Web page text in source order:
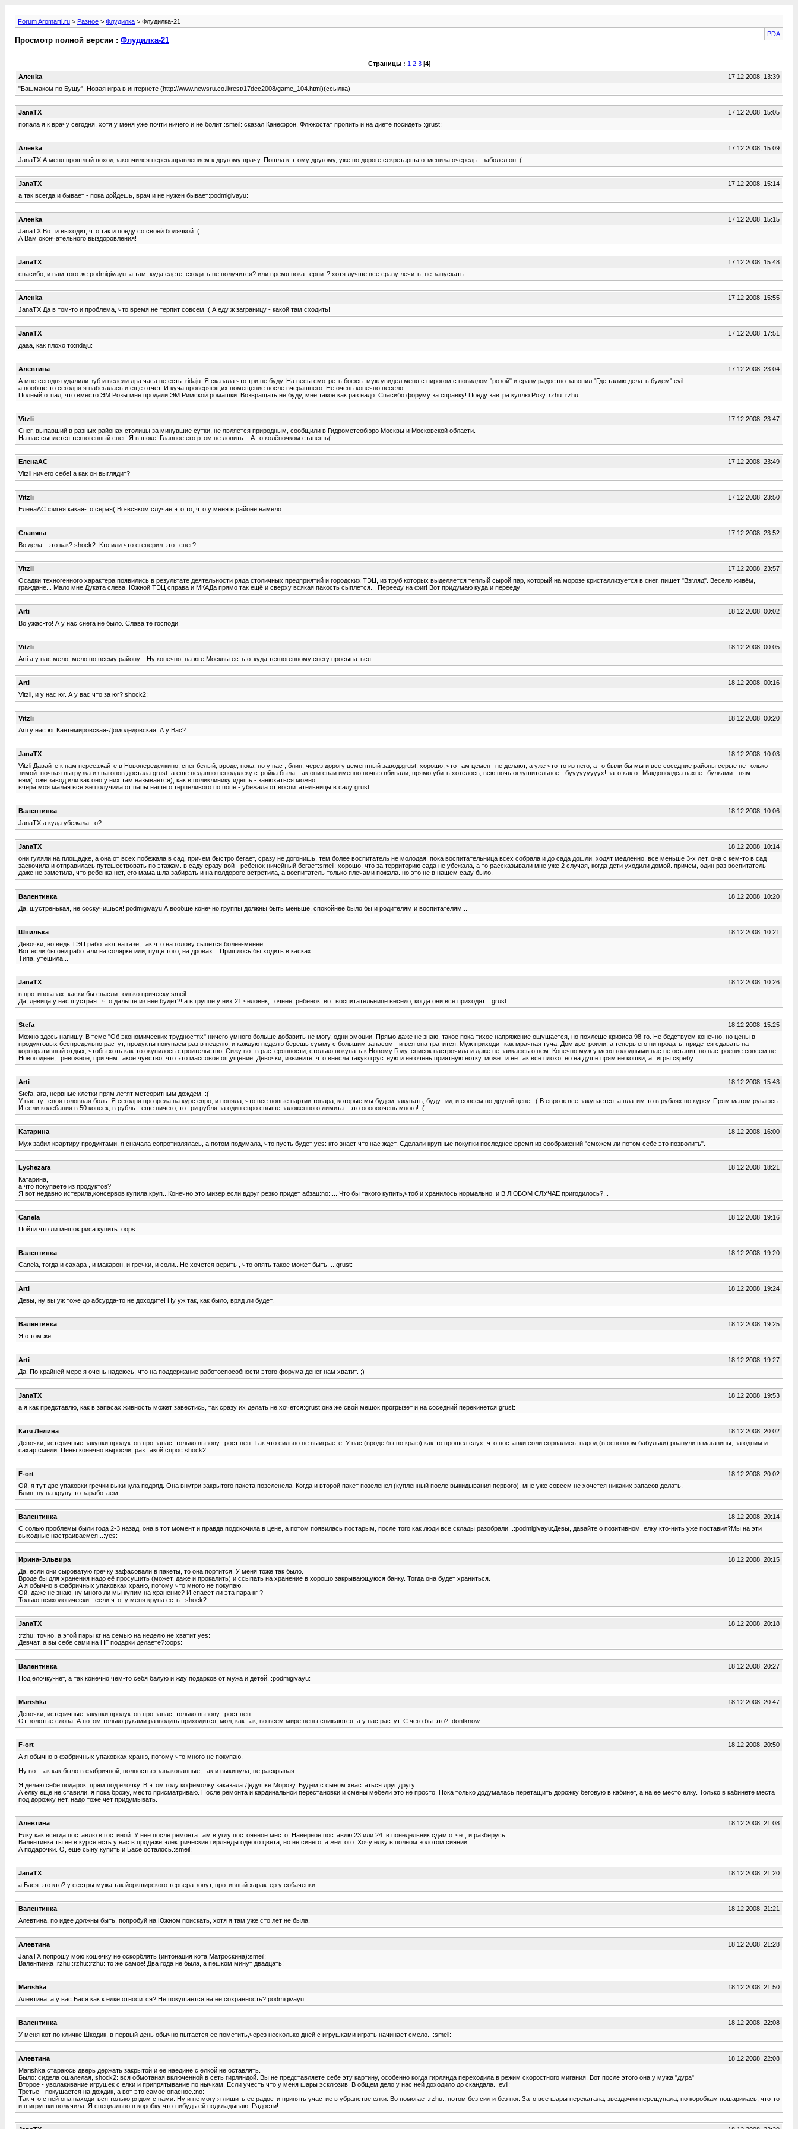
Forum Aromarti.ru > Разное > Флудилка > Флудилка-21
PDA
Просмотр полной версии : Флудилка-21
Страницы : 1 2 3[4]
Аленka
17.12.2008, 13:39
"Башмаком по Бушу". Новая игра в интернете (http://www.newsru.co.il/rest/17dec2008/game_104.html)(ссылка)
JanaTX
17.12.2008, 15:05
попала я к врачу сегодня, хотя у меня уже почти ничего и не болит :smeil: сказал Канефрон, Флюкостат пропить и на диете посидеть :grust:
Аленka
17.12.2008, 15:09
JanaTX А меня прошлый поход закончился перенаправлением к другому врачу. Пошла к этому другому, уже по дороге секретарша отменила очередь - заболел он :(
JanaTX
17.12.2008, 15:14
а так всегда и бывает - пока дойдешь, врач и не нужен бывает:podmigivayu:
Аленka
17.12.2008, 15:15
JanaTX Вот и выходит, что так и поеду со своей болячкой :(
А Вам окончательного выздоровления!
JanaTX
17.12.2008, 15:48
спасибо, и вам того же:podmigivayu: а там, куда едете, сходить не получится? или время пока терпит? хотя лучше все сразу лечить, не запускать...
Аленka
17.12.2008, 15:55
JanaTX Да в том-то и проблема, что время не терпит совсем :( А еду ж заграницу - какой там сходить!
JanaTX
17.12.2008, 17:51
дааа, как плохо то:ridaju:
Алевтина
17.12.2008, 23:04
А мне сегодня удалили зуб и велели два часа не есть.:ridaju: Я сказала что три не буду. На весы смотреть боюсь. муж увидел меня с пирогом с повидлом "розой" и сразу радостно завопил "Где талию делать будем":evil:
а вообще-то сегодня я набегалась и еще отчет. И куча проверяющих помещение после вчерашнего. Не очень конечно весело.
Полный отпад, что вместо ЭМ Розы мне продали ЭМ Римской ромашки. Возвращать не буду, мне такое как раз надо. Спасибо форуму за справку! Поеду завтра куплю Розу.:rzhu::rzhu:
Vitzli
17.12.2008, 23:47
Снег, выпавший в разных районах столицы за минувшие сутки, не является природным, сообщили в Гидрометеобюро Москвы и Московской области.
На нас сыплется техногенный снег! Я в шоке! Главное его ртом не ловить... А то колёночком станешь(
ЕленаАС
17.12.2008, 23:49
Vitzli ничего себе! а как он выглядит?
Vitzli
17.12.2008, 23:50
ЕленаАС фигня какая-то серая( Во-всяком случае это то, что у меня в районе намело...
Славяна
17.12.2008, 23:52
Во дела...это как?:shock2: Кто или что сгенерил этот снег?
Vitzli
17.12.2008, 23:57
Осадки техногенного характера появились в результате деятельности ряда столичных предприятий и городских ТЭЦ, из труб которых выделяется теплый сырой пар, который на морозе кристаллизуется в снег, пишет "Взгляд". Весело живём,
граждане... Мало мне Дуката слева, Южной ТЭЦ справа и МКАДа прямо так ещё и сверху всякая пакость сыплется... Перееду на фиг! Вот придумаю куда и перееду!
Arti
18.12.2008, 00:02
Во ужас-то! А у нас снега не было. Слава те господи!
Vitzli
18.12.2008, 00:05
Arti а у нас мело, мело по всему району... Ну конечно, на юге Москвы есть откуда техногенному снегу просыпаться...
Arti
18.12.2008, 00:16
Vitzli, и у нас юг. А у вас что за юг?:shock2:
Vitzli
18.12.2008, 00:20
Arti у нас юг Кантемировская-Домодедовская. А у Вас?
JanaTX
18.12.2008, 10:03
Vitzli Давайте к нам переезжайте в Новопеределкино, снег белый, вроде, пока. но у нас , блин, через дорогу цементный завод:grust: хорошо, что там цемент не делают, а уже что-то из него, а то были бы мы и все соседние районы серые не только
зимой. ночная выгрузка из вагонов достала:grust: а еще недавно неподалеку стройка была, так они сваи именно ночью вбивали, прямо убить хотелось, всю ночь оглушительное - бууууууууух! зато как от Макдонолдса пахнет булками - ням-
ням(тоже завод или как оно у них там называется), как в поликлинику идешь - занюхаться можно.
вчера моя малая все же получила от папы нашего терпеливого по попе - убежала от воспитательницы в саду:grust:
Валентинка
18.12.2008, 10:06
JanaTX,а куда убежала-то?
JanaTX
18.12.2008, 10:14
они гуляли на площадке, а она от всех побежала в сад, причем быстро бегает, сразу не догонишь, тем более воспитатель не молодая, пока воспитательница всех собрала и до сада дошли, ходят медленно, все меньше 3-х лет, она с кем-то в сад
заскочила и отправилась путешествовать по этажам. в саду сразу вой - ребенок ничейный бегает:smeil: хорошо, что за территорию сада не убежала, а то рассказывали мне уже 2 случая, когда дети уходили домой. причем, один раз воспитатель
даже не заметила, что ребенка нет, его мама шла забирать и на полдороге встретила, а воспитатель только плечами пожала. но это не в нашем саду было.
Валентинка
18.12.2008, 10:20
Да, шустренькая, не соскучишься!:podmigivayu:А вообще,конечно,группы должны быть меньше, спокойнее было бы и родителям и воспитателям...
Шпилька
18.12.2008, 10:21
Девочки, но ведь ТЭЦ работают на газе, так что на голову сыпется более-менее...
Вот если бы они работали на солярке или, пуще того, на дровах... Пришлось бы ходить в касках.
Типа, утешила...
JanaTX
18.12.2008, 10:26
в противогазах, каски бы спасли только прическу:smeil:
Да, девица у нас шустрая...что дальше из нее будет?! а в группе у них 21 человек, точнее, ребенок. вот воспитательнице весело, когда они все приходят...:grust:
Stefa
18.12.2008, 15:25
Можно здесь напишу. В теме "Об экономических трудностях" ничего умного больше добавить не могу, одни эмоции. Прямо даже не знаю, такое пока тихое напряжение ощущается, но похлеще кризиса 98-го. Не бедствуем конечно, но цены в
продуктовых беспредельно растут, продукты покупаем раз в неделю, и каждую неделю берешь сумму с большим запасом - и вся она тратится. Муж приходит как мрачная туча. Дом достроили, а теперь его ни продать, придется сдавать на
корпоративный отдых, чтобы хоть как-то окупилось строительство. Сижу вот в растерянности, столько покупать к Новому Году, список настрочила и даже не заикаюсь о нем. Конечно муж у меня голодными нас не оставит, но настроение совсем не
Новогоднее, тревожное, при чем такое чувство, что это массовое ощущение. Девочки, извините, что внесла такую грустную и не очень приятную нотку, может и не так всё плохо, но на душе прям не кошки, а тигры скребут.
Arti
18.12.2008, 15:43
Stefa, ага, нервные клетки прям летят метеоритным дождем. :(
У нас тут своя головная боль. Я сегодня прозрела на курс евро, и поняла, что все новые партии товара, которые мы будем закупать, будут идти совсем по другой цене. :( В евро ж все закупается, а платим-то в рублях по курсу. Прям матом ругаюсь.
И если колебания в 50 копеек, в рубль - еще ничего, то три рубля за один евро свыше заложенного лимита - это оооооочень много! :(
Kатарина
18.12.2008, 16:00
Муж забил квартиру продуктами, я сначала сопротивлялась, а потом подумала, что пусть будет:yes: кто знает что нас ждет. Сделали крупные покупки последнее время из соображений "сможем ли потом себе это позволить".
Lychezara
18.12.2008, 18:21
Катарина,
а что покупаете из продуктов?
Я вот недавно истерила,консервов купила,круп...Конечно,это мизер,если вдруг резко придет абзац:no:.....Что бы такого купить,чтоб и хранилось нормально, и В ЛЮБОМ СЛУЧАЕ пригодилось?...
Canela
18.12.2008, 19:16
Пойти что ли мешок риса купить.:oops:
Валентинка
18.12.2008, 19:20
Canela, тогда и сахара , и макарон, и гречки, и соли...Не хочется верить , что опять такое может быть....:grust:
Arti
18.12.2008, 19:24
Девы, ну вы уж тоже до абсурда-то не доходите! Ну уж так, как было, вряд ли будет.
Валентинка
18.12.2008, 19:25
Я о том же
Arti
18.12.2008, 19:27
Да! По крайней мере я очень надеюсь, что на поддержание работоспособности этого форума денег нам хватит. ;)
JanaTX
18.12.2008, 19:53
а я как представлю, как в запасах живность может завестись, так сразу их делать не хочется:grust:она же свой мешок прогрызет и на соседний перекинется:grust:
Катя Лёлина
18.12.2008, 20:02
Девочки, истеричные закупки продуктов про запас, только вызовут рост цен. Так что сильно не выиграете. У нас (вроде бы по краю) как-то прошел слух, что поставки соли сорвались, народ (в основном бабульки) рванули в магазины, за одним и
сахар смели. Цены конечно выросли, раз такой спрос:shock2:
F-ort
18.12.2008, 20:02
Ой, я тут две упаковки гречки выкинула подряд. Она внутри закрытого пакета позеленела. Когда и второй пакет позеленел (купленный после выкидывания первого), мне уже совсем не хочется никаких запасов делать.
Блин, ну на крупу-то заработаем.
Валентинка
18.12.2008, 20:14
С солью проблемы были года 2-3 назад, она в тот момент и правда подскочила в цене, а потом появилась постарым, после того как люди все склады разобрали...:podmigivayu:Девы, давайте о позитивном, елку кто-нить уже поставил?Мы на эти
выходные настраиваемся...:yes:
Ирина-Эльвира
18.12.2008, 20:15
Да, если они сыроватую гречку зафасовали в пакеты, то она портится. У меня тоже так было.
Вроде бы для хранения надо её просушить (может, даже и прокалить) и ссыпать на хранение в хорошо закрывающуюся банку. Тогда она будет храниться.
А я обычно в фабричных упаковках храню, потому что много не покупаю.
Ой, даже не знаю, ну много ли мы купим на хранение? И спасет ли эта пара кг ?
Только психологически - если что, у меня крупа есть. :shock2:
JanaTX
18.12.2008, 20:18
:rzhu: точно, а этой пары кг на семью на неделю не хватит:yes:
Девчат, а вы себе сами на НГ подарки делаете?:oops:
Валентинка
18.12.2008, 20:27
Под елочку-нет, а так конечно чем-то себя балую и жду подарков от мужа и детей..:podmigivayu:
Marishka
18.12.2008, 20:47
Девочки, истеричные закупки продуктов про запас, только вызовут рост цен.
От золотые слова! А потом только руками разводить приходится, мол, как так, во всем мире цены снижаются, а у нас растут. С чего бы это? :dontknow:
F-ort
18.12.2008, 20:50
А я обычно в фабричных упаковках храню, потому что много не покупаю.
Ну вот так как было в фабричной, полностью запакованные, так и выкинула, не раскрывая.
Я делаю себе подарок, прям под елочку. В этом году кофемолку заказала Дедушке Морозу. Будем с сыном хвастаться друг другу.
А елку еще не ставили, я пока брожу, место присматриваю. После ремонта и кардинальной перестановки и смены мебели это не просто. Пока только додумалась перетащить дорожку беговую в кабинет, а на ее место елку. Только в кабинете места
под дорожку нет, надо тоже чет придумывать.
Алевтина
18.12.2008, 21:08
Елку как всегда поставлю в гостиной. У нее после ремонта там в углу постоянное место. Наверное поставлю 23 или 24. в понедельник сдам отчет, и разберусь.
Валентинка ты не в курсе есть у нас в продаже электрические гирлянды одного цвета, но не синего, а желтого. Хочу елку в полном золотом сиянии.
А подарочки. О, еще сыну купить и Басе осталось.:smeil:
JanaTX
18.12.2008, 21:20
а Бася это кто? у сестры мужа так йоркширского терьера зовут, противный характер у собаченки
Валентинка
18.12.2008, 21:21
Алевтина, по идее должны быть, попробуй на Южном поискать, хотя я там уже сто лет не была.
Алевтина
18.12.2008, 21:28
JanaTX попрошу мою кошечку не оскорблять (интонация кота Матроскина):smeil:
Валентинка :rzhu::rzhu::rzhu: то же самое! Два года не была, а пешком минут двадцать!
Marishka
18.12.2008, 21:50
Алевтина, а у вас Бася как к елке относится? Не покушается на ее сохранность?:podmigivayu:
Валентинка
18.12.2008, 22:08
У меня кот по кличке Шкодик, в первый день обычно пытается ее пометить,через несколько дней с игрушками играть начинает смело...:smeil:
Алевтина
18.12.2008, 22:08
Marishka стараюсь дверь держать закрытой и ее наедине с елкой не оставлять.
Было: сидела ошалелая,:shock2: вся обмотаная включенной в сеть гирляндой. Вы не представляете себе эту картину, особенно когда гирлянда переходила в режим скоростного мигания. Вот после этого она у мужа "дура"
Второе - уволакивание игрушек с елки и припрятывание по нычкам. Если учесть что у меня шары эсклюзив. В общем дело у нас ней доходило до скандала. :evil:
Третье - покушается на дождик, а вот это самое опасное.:no:
Так что с ней она находиться только рядом с нами. Ну и не могу я лишить ее радости принять участие в убранстве елки. Во помогает:rzhu:, потом без сил и без ног. Зато все шары перекатала, звездочки перещупала, по коробкам пошарилась, что-то
и в игрушки получила. Я специально в коробку что-нибудь ей подкладываю. Радости!